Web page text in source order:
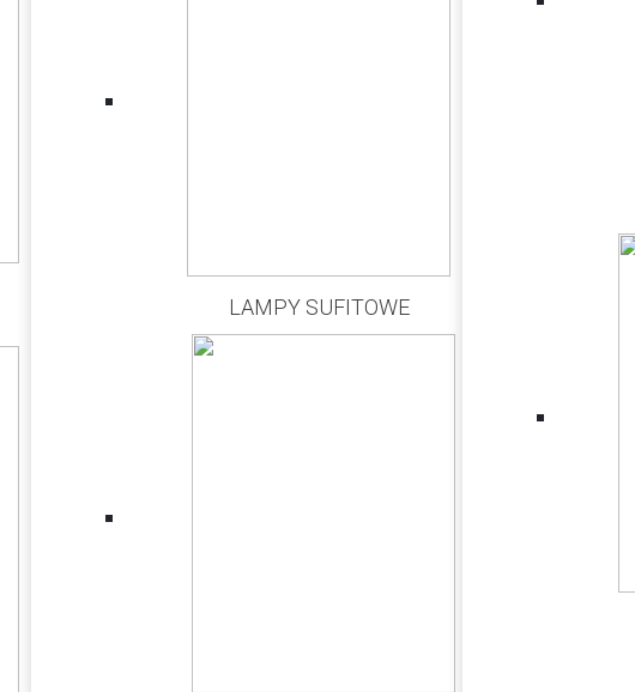
LAMPY SUFITOWE